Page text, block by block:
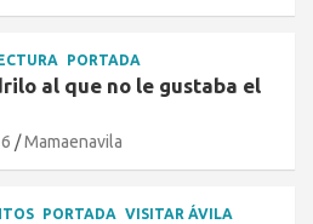
PORTADA
al que no le gustaba el
Mamaenavila
PORTADA VISITAR ÁVILA